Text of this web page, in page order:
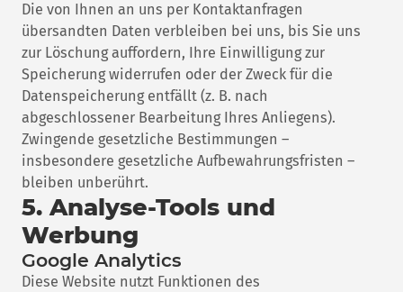
Die von Ihnen an uns per Kontaktanfragen
übersandten Daten verbleiben bei uns, bis Sie uns
zur Löschung auffordern, Ihre Einwilligung zur
Speicherung widerrufen oder der Zweck für die
Datenspeicherung entfällt (z. B. nach
abgeschlossener Bearbeitung Ihres Anliegens).
Zwingende gesetzliche Bestimmungen –
insbesondere gesetzliche Aufbewahrungsfristen –
bleiben unberührt.
5. Analyse-Tools und
Werbung
Google Analytics
Diese Website nutzt Funktionen des